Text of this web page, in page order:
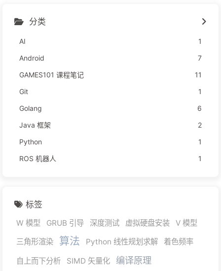
分类
AI
1
Android
7
GAMES101 课程笔记
11
Git
1
Golang
6
Java 框架
2
Python
1
ROS 机器人
1
标签
W 模型 GRUB 引导 深度测试 虚拟硬盘安装
V 模型
三角形渲染
算法 Python 线性规划求解 着色频率
自上而下分析 SIMD 矢量化 编译原理